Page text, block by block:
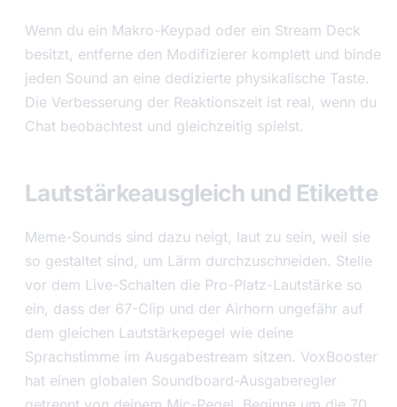
Wenn du ein Makro-Keypad oder ein Stream Deck
besitzt, entferne den Modifizierer komplett und binde
jeden Sound an eine dedizierte physikalische Taste.
Die Verbesserung der Reaktionszeit ist real, wenn du
Chat beobachtest und gleichzeitig spielst.
Lautstärkeausgleich und Etikette
Meme-Sounds sind dazu neigt, laut zu sein, weil sie
so gestaltet sind, um Lärm durchzuschneiden. Stelle
vor dem Live-Schalten die Pro-Platz-Lautstärke so
ein, dass der 67-Clip und der Airhorn ungefähr auf
dem gleichen Lautstärkepegel wie deine
Sprachstimme im Ausgabestream sitzen. VoxBooster
hat einen globalen Soundboard-Ausgaberegler